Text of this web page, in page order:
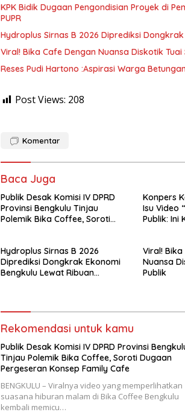
KPK Bidik Dugaan Pengondisian Proyek di
PUPR
Hydroplus Sirnas B 2026 Diprediksi
Viral! Bika Cafe Dengan Nuansa Diskotik
Reses Pudi Hartono :Aspirasi Warga
Post Views: 208
Komentar
Baca Juga
Publik Desak Komisi IV DPRD
Provinsi Bengkulu Tinjau
Polemik Bika Coffee, Soroti
Konpers
Isu Video
Publik: Ini
Hydroplus Sirnas B 2026
Diprediksi Dongkrak Ekonomi
Bengkulu Lewat Ribuan
Viral!
Nuansa
Publik
Rekomendasi untuk kamu
Publik Desak Komisi IV DPRD Provinsi
Tinjau Polemik Bika Coffee, Soroti Dugaan
Pergeseran Konsep Family Cafe
BENGKULU – Viralnya video yang memperlihatkan
suasana hiburan malam di Bika Coffee Bengkulu
kembali memicu…